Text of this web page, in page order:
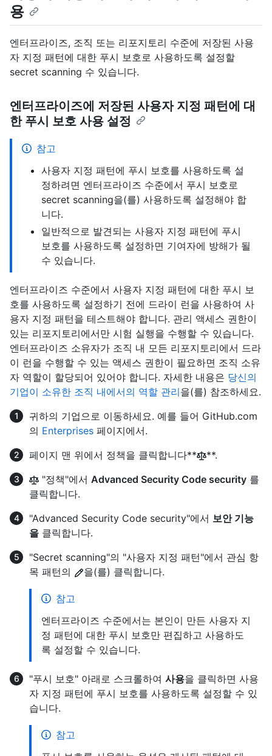
용
엔터프라이즈, 조직 또는 리포지토리 수준에 저장된 사용
자 지정 패턴에 대한 푸시 보호로 사용하도록 설정할
secret scanning 수 있습니다.
엔터프라이즈에 저장된 사용자 지정 패턴에 대
한 푸시 보호 사용 설정
참고
사용자 지정 패턴에 푸시 보호를 사용하도록 설
정하려면 엔터프라이즈 수준에서 푸시 보호로
secret scanning을(를) 사용하도록 설정해야 합
니다.
일반적으로 발견되는 사용자 지정 패턴에 푸시
보호를 사용하도록 설정하면 기여자에 방해가 될
수 있습니다.
엔터프라이즈 수준에서 사용자 지정 패턴에 대한 푸시 보
호를 사용하도록 설정하기 전에 드라이 런을 사용하여 사
용자 지정 패턴을 테스트해야 합니다. 관리 액세스 권한이
있는 리포지토리에서만 시험 실행을 수행할 수 있습니다.
엔터프라이즈 소유자가 조직 내 모든 리포지토리에서 드라
이 런을 수행할 수 있는 액세스 권한이 필요하면 조직 소유
자 역할이 할당되어 있어야 합니다. 자세한 내용은 당신의
기업이 소유한 조직 내에서의 역할 관리을(를) 참조하세요.
귀하의 기업으로 이동하세요. 예를 들어 GitHub.com
의 Enterprises 페이지에서.
페이지 맨 위에서 정책을 클릭합니다**
**.
"정책"에서 Advanced Security Code security 를
클릭합니다.
"Advanced Security Code security"에서 보안 기능
을 클릭합니다.
"Secret scanning"의 "사용자 지정 패턴"에서 관심 항
목 패턴의
을(를) 클릭합니다.
참고
엔터프라이즈 수준에서는 본인이 만든 사용자 지
정 패턴에 대한 푸시 보호만 편집하고 사용하도
록 설정할 수 있습니다.
"푸시 보호" 아래로 스크롤하여 사용을 클릭하면 사용
자 지정 패턴에 푸시 보호를 사용하도록 설정할 수 있
습니다.
참고